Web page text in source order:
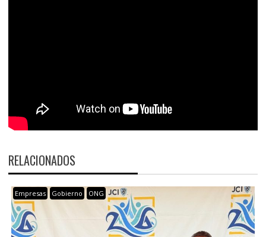
RELACIONADOS
Empresas Gobierno ONG